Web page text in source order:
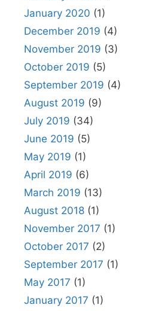
January 2020 (1)
December 2019 (4)
November 2019 (3)
October 2019 (5)
September 2019 (4)
August 2019 (9)
July 2019 (34)
June 2019 (5)
May 2019 (1)
April 2019 (6)
March 2019 (13)
August 2018 (1)
November 2017 (1)
October 2017 (2)
September 2017 (1)
May 2017 (1)
January 2017 (1)